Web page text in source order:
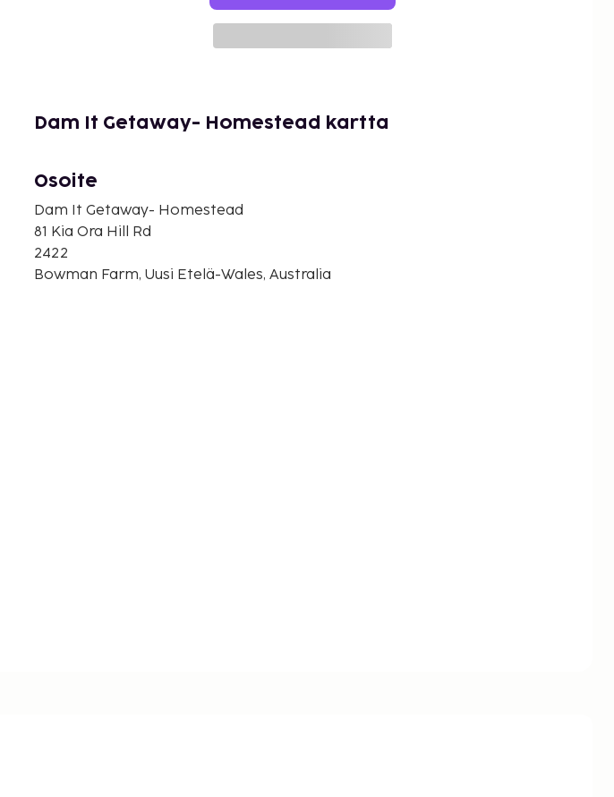
Dam It Getaway- Homestead kartta
Osoite
Dam It Getaway- Homestead
81 Kia Ora Hill Rd
2422
Bowman Farm, Uusi Etelä-Wales, Australia